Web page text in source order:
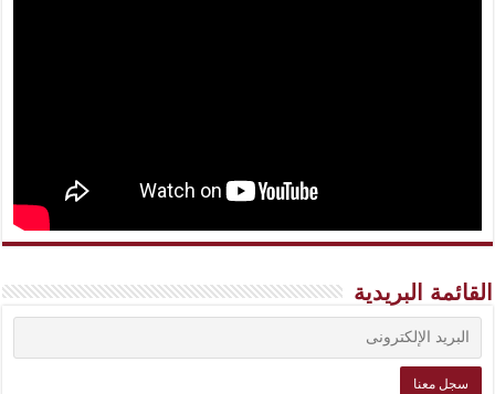
القائمة البريدية